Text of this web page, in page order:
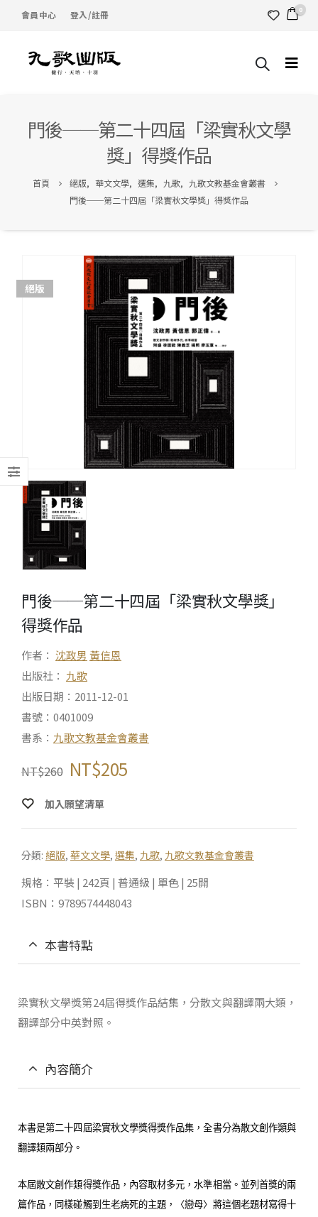
會員中心 登入/註冊 0
門後──第二十四屆「梁實秋文學
獎」得獎作品
首頁 絕版, 華文文學, 選集, 九歌, 九歌文教基金會叢書
門後──第二十四屆「梁實秋文學獎」得獎作品
絕版
門後──第二十四屆「梁實秋文學獎」
得獎作品
作者： 沈政男 黃信恩
出版社： 九歌
出版日期：2011-12-01
書號：0401009
書系： 九歌文教基金會叢書
NT$260 NT$205
加入願望清單
分類: 絕版, 華文文學, 選集, 九歌, 九歌文教基金會叢書
規格：平裝 | 242頁 | 普通級 | 單色 | 25開
ISBN：9789574448043
本書特點
梁實秋文學獎第24屆得獎作品結集，分散文與翻譯兩大類，
翻譯部分中英對照。
內容簡介
本書是第二十四屆梁實秋文學獎得獎作品集，全書分為散文創作類與
翻譯類兩部分。
本屆散文創作類得獎作品，內容取材多元，水準相當。並列首獎的兩
篇作品，同樣碰觸到生老病死的主題，〈戀母〉將這個老題材寫得十